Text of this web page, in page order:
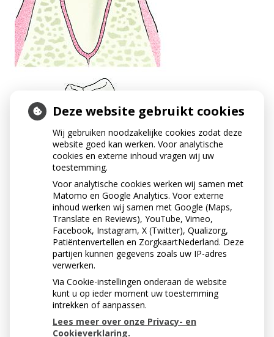
« Terug naar het overzicht
Deze website gebruikt cookies
Wij gebruiken noodzakelijke cookies zodat deze
website goed kan werken. Voor analytische
cookies en externe inhoud vragen wij uw
toestemming.
Voor analytische cookies werken wij samen met
Matomo en Google Analytics. Voor externe
inhoud werken wij samen met Google (Maps,
Translate en Reviews), YouTube, Vimeo,
Facebook, Instagram, X (Twitter), Qualizorg,
Patiëntenvertellen en ZorgkaartNederland. Deze
partijen kunnen gegevens zoals uw IP-adres
verwerken.
Via Cookie-instellingen onderaan de website
kunt u op ieder moment uw toestemming
intrekken of aanpassen.
Lees meer over onze Privacy- en
Cookieverklaring.